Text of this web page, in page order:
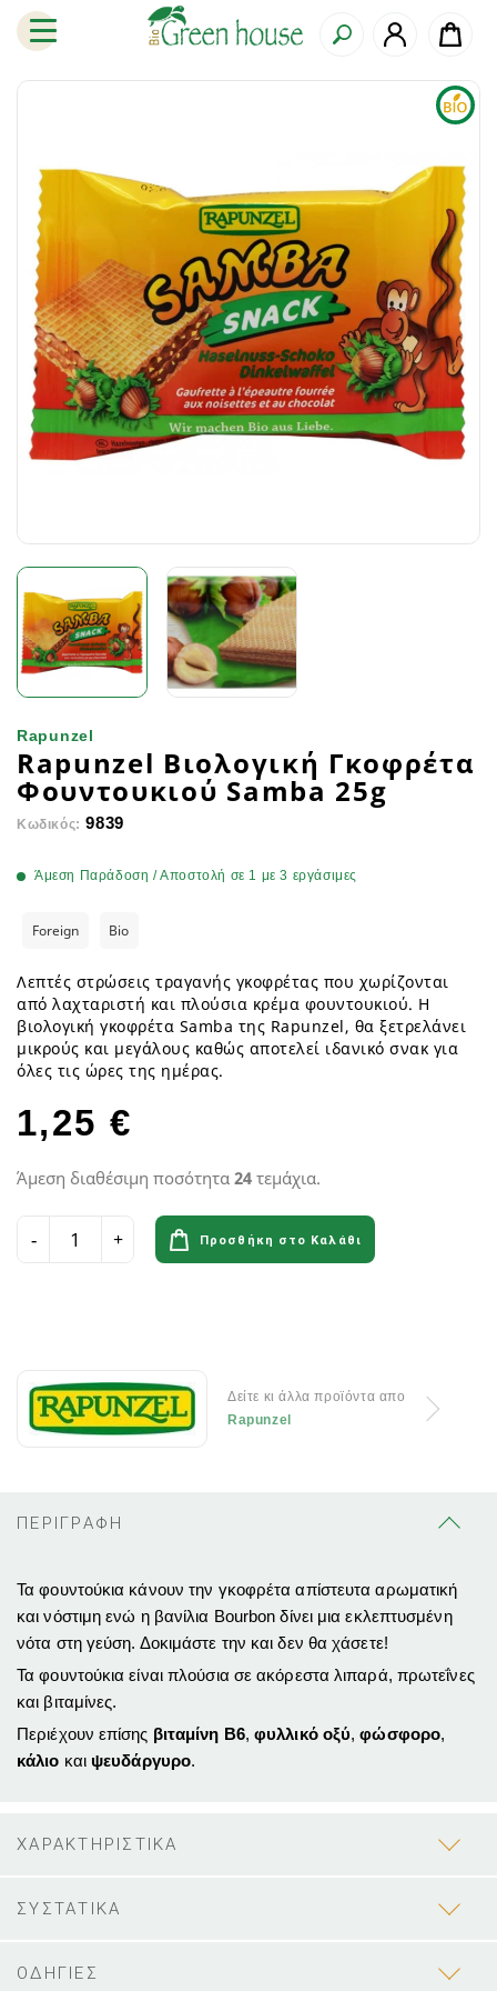
Rapunzel
Rapunzel Βιολογική Γκοφρέτα
Φουντουκιού Samba 25g
Κωδικός: 9839
Άμεση Παράδοση / Αποστολή σε 1 με 3 εργάσιμες
Foreign Bio
Λεπτές στρώσεις τραγανής γκοφρέτας που χωρίζονται
από λαχταριστή και πλούσια κρέμα φουντουκιού. Η
βιολογική γκοφρέτα Samba της Rapunzel, θα ξετρελάνει
μικρούς και μεγάλους καθώς αποτελεί ιδανικό σνακ για
όλες τις ώρες της ημέρας.
1,25 €
Άμεση διαθέσιμη ποσότητα 24 τεμάχια.
Προσθήκη στο Καλάθι
Δείτε κι άλλα προϊόντα απο
Rapunzel
ΠΕΡΙΓΡΑΦΗ
Τα φουντούκια κάνουν την γκοφρέτα απίστευτα αρωματική
και νόστιμη ενώ η βανίλια Bourbon δίνει μια εκλεπτυσμένη
νότα στη γεύση. Δοκιμάστε την και δεν θα χάσετε!
Τα φουντούκια είναι πλούσια σε ακόρεστα λιπαρά, πρωτεΐνες
και βιταμίνες.
Περιέχουν επίσης βιταμίνη Β6,φυλλικό οξύ,φώσφορο,
κάλιο και ψευδάργυρο.
ΧΑΡΑΚΤΗΡΙΣΤΙΚΑ
ΣΥΣΤΑΤΙΚΑ
ΟΔΗΓΙΕΣ